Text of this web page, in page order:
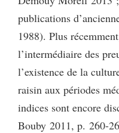
publications
1988). Plus
l’intermédiaire des
l’existence de la
raisin aux périodes
indices sont encore
Bouby 2011, p. 260-